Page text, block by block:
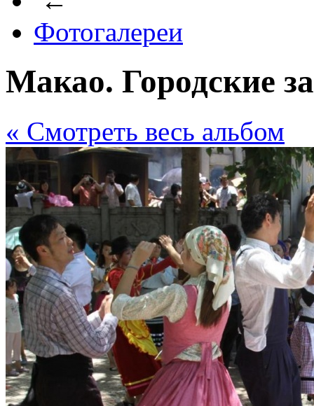
Фотогалереи
Макао. Городские
« Cмотреть весь альбом